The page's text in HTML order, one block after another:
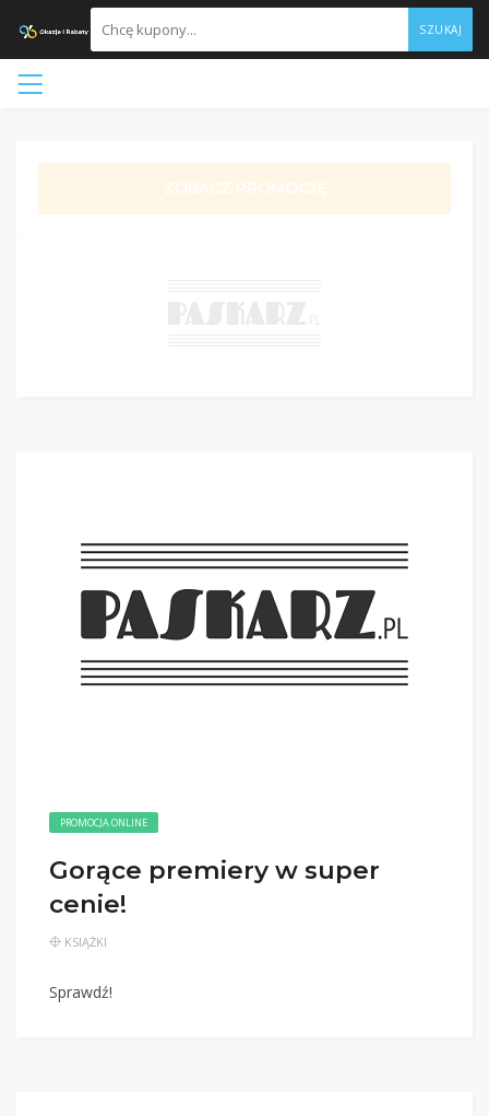
SZUKAJ
ZOBACZ PROMOCJĘ
PROMOCJA ONLINE
Gorące premiery w super
cenie!
KSIĄŻKI
Sprawdź!